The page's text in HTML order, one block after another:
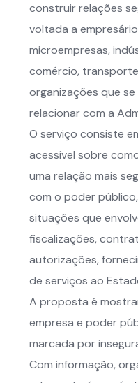
construir relações
voltada a
microempresas,
comércio,
organizações que
relacionar com a
O serviço consiste
acessível sobre
uma relação mais
com o poder
situações que
fiscalizações,
autorizações,
de serviços ao
A proposta é
empresa e poder
marcada por
Com informação,